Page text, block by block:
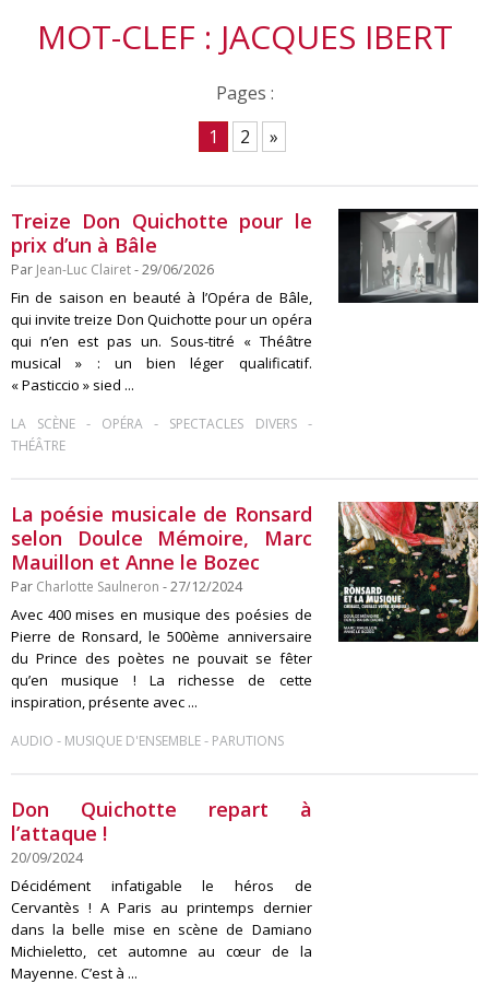
MOT-CLEF : JACQUES IBERT
Pages :
1
2 »
Treize Don Quichotte pour le
prix d’un à Bâle
Par Jean-Luc Clairet- 29/06/2026
Fin de saison en beauté à l’Opéra de Bâle,
qui invite treize Don Quichotte pour un opéra
qui n’en est pas un. Sous-titré « Théâtre
musical » : un bien léger qualificatif.
« Pasticcio » sied ...
LA SCÈNE - OPÉRA - SPECTACLES DIVERS-
THÉÂTRE
La poésie musicale de Ronsard
selon Doulce Mémoire, Marc
Mauillon et Anne le Bozec
Par Charlotte Saulneron - 27/12/2024
Avec 400 mises en musique des poésies de
Pierre de Ronsard, le 500ème anniversaire
du Prince des poètes ne pouvait se fêter
qu’en musique ! La richesse de cette
inspiration, présente avec ...
AUDIO - MUSIQUE D'ENSEMBLE- PARUTIONS
Don Quichotte repart à
l’attaque !
20/09/2024
Décidément infatigable le héros de
Cervantès ! A Paris au printemps dernier
dans la belle mise en scène de Damiano
Michieletto, cet automne au cœur de la
Mayenne. C’est à ...